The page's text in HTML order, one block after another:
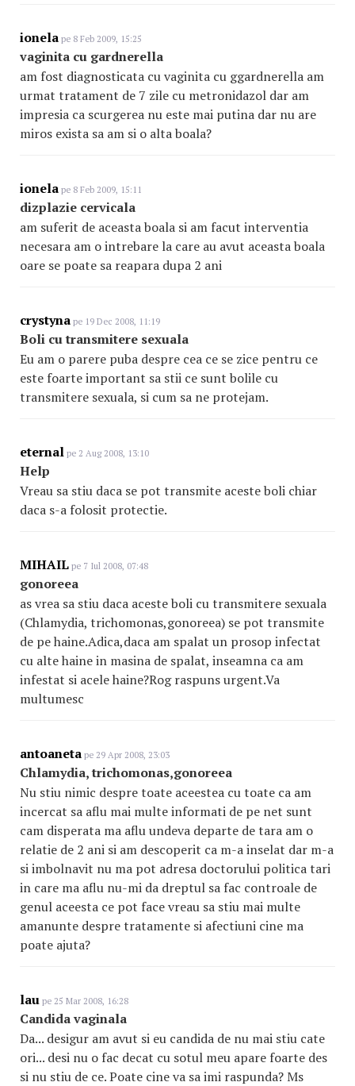
ionela pe 8 Feb 2009, 15:25
vaginita cu gardnerella
am fost diagnosticata cu vaginita cu ggardnerella am
urmat tratament de 7 zile cu metronidazol dar am
impresia ca scurgerea nu este mai putina dar nu are
miros exista sa am si o alta boala?
ionela pe 8 Feb 2009, 15:11
dizplazie cervicala
am suferit de aceasta boala si am facut interventia
necesara am o intrebare la care au avut aceasta boala
oare se poate sa reapara dupa 2 ani
crystyna pe 19 Dec 2008, 11:19
Boli cu transmitere sexuala
Eu am o parere puba despre cea ce se zice pentru ce
este foarte important sa stii ce sunt bolile cu
transmitere sexuala, si cum sa ne protejam.
eternal pe 2 Aug 2008, 13:10
Help
Vreau sa stiu daca se pot transmite aceste boli chiar
daca s-a folosit protectie.
MIHAIL pe 7 Iul 2008, 07:48
gonoreea
as vrea sa stiu daca aceste boli cu transmitere sexuala
(Chlamydia, trichomonas,gonoreea) se pot transmite
de pe haine.Adica,daca am spalat un prosop infectat
cu alte haine in masina de spalat, inseamna ca am
infestat si acele haine?Rog raspuns urgent.Va
multumesc
antoaneta pe 29 Apr 2008, 23:03
Chlamydia, trichomonas,gonoreea
Nu stiu nimic despre toate aceestea cu toate ca am
incercat sa aflu mai multe informati de pe net sunt
cam disperata ma aflu undeva departe de tara am o
relatie de 2 ani si am descoperit ca m-a inselat dar m-a
si imbolnavit nu ma pot adresa doctorului politica tari
in care ma aflu nu-mi da dreptul sa fac controale de
genul aceesta ce pot face vreau sa stiu mai multe
amanunte despre tratamente si afectiuni cine ma
poate ajuta?
lau pe 25 Mar 2008, 16:28
Candida vaginala
Da... desigur am avut si eu candida de nu mai stiu cate
ori... desi nu o fac decat cu sotul meu apare foarte des
si nu stiu de ce. Poate cine va sa imi raspunda? Ms